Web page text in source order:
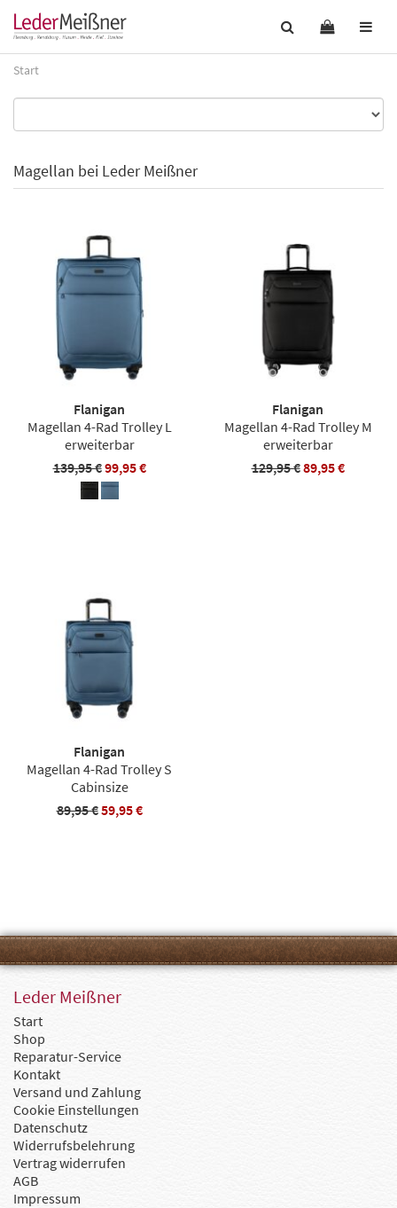
Start
Magellan bei Leder Meißner
Flanigan
Magellan 4-Rad Trolley L
erweiterbar
139,95 €99,95 €
Flanigan
Magellan 4-Rad Trolley M
erweiterbar
129,95 €89,95 €
Flanigan
Magellan 4-Rad Trolley S
Cabinsize
89,95 €59,95 €
Leder Meißner
Start
Shop
Reparatur-Service
Kontakt
Versand und Zahlung
Cookie Einstellungen
Datenschutz
Widerrufsbelehrung
Vertrag widerrufen
AGB
Impressum